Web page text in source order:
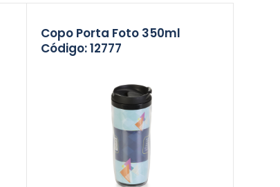
Copo Porta Foto 350ml
Código: 12777